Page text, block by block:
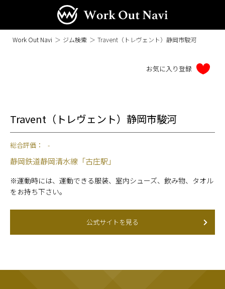
Work Out Navi ＞ ジム検索 ＞ Travent（トレヴェント）静岡市駿河
Travent（トレヴェント）静岡市駿河
総合評価： -
静岡鉄道静岡清水線「古庄駅」
※運動時には、運動できる服装、室内シューズ、飲み物、タオル
をお持ち下さい。
公式サイトを見る